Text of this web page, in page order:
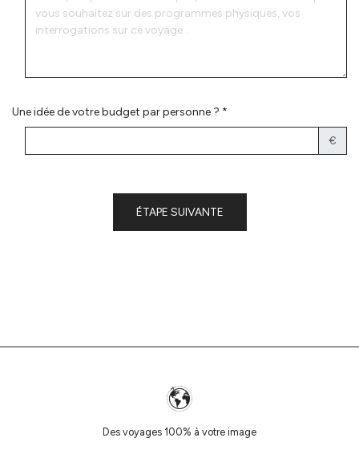
Une idée de votre budget par personne ? *
€
ÉTAPE SUIVANTE
Des voyages 100% à votre image